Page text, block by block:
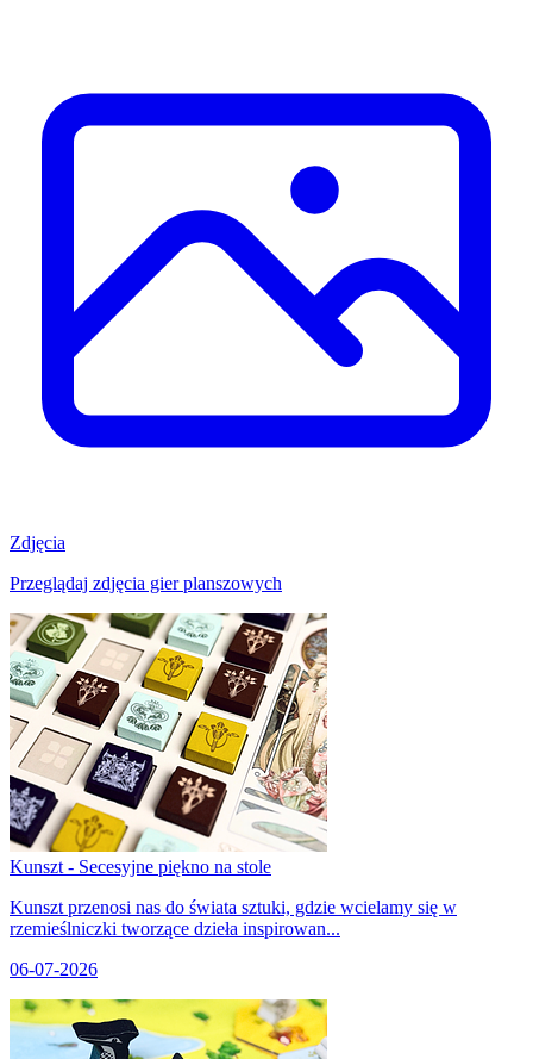
Zdjęcia
Przeglądaj zdjęcia gier planszowych
Kunszt - Secesyjne piękno na stole
Kunszt przenosi nas do świata sztuki, gdzie wcielamy się w
rzemieślniczki tworzące dzieła inspirowan...
06-07-2026